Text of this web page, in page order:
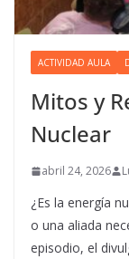
ACTIVIDAD AULA
Mitos y
Nuclear
abril 24, 2026
¿Es la energía
o una aliada
episodio, el